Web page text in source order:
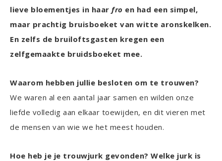
lieve bloementjes in haar fro en had een simpel,
maar prachtig bruisboeket van witte aronskelken.
En zelfs de bruiloftsgasten kregen een
zelfgemaakte bruidsboeket mee.
Waarom hebben jullie besloten om te trouwen?
We waren al een aantal jaar samen en wilden onze
liefde volledig aan elkaar toewijden, en dit vieren met
de mensen van wie we het meest houden.
Hoe heb je je trouwjurk gevonden? Welke jurk is